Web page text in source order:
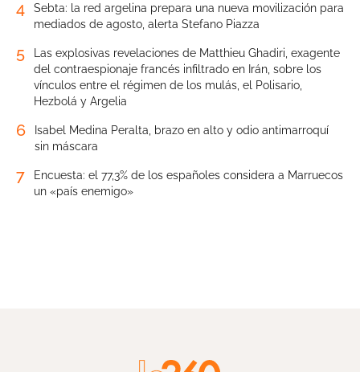
4
Sebta: la red argelina prepara una nueva movilización para
mediados de agosto, alerta Stefano Piazza
5
Las explosivas revelaciones de Matthieu Ghadiri, exagente
del contraespionaje francés infiltrado en Irán, sobre los
vínculos entre el régimen de los mulás, el Polisario,
Hezbolá y Argelia
6
Isabel Medina Peralta, brazo en alto y odio antimarroquí
sin máscara
7
Encuesta: el 77,3% de los españoles considera a Marruecos
un «país enemigo»